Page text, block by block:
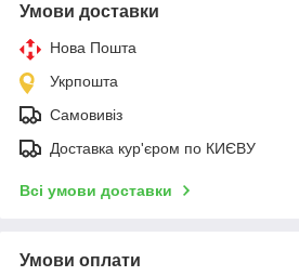
Умови доставки
Нова Пошта
Укрпошта
Самовивіз
Доставка кур'єром по КИЄВУ
Всі умови доставки
Умови оплати